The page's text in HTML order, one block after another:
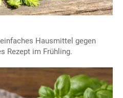
Hausmittel gegen
Rezept im Frühling.